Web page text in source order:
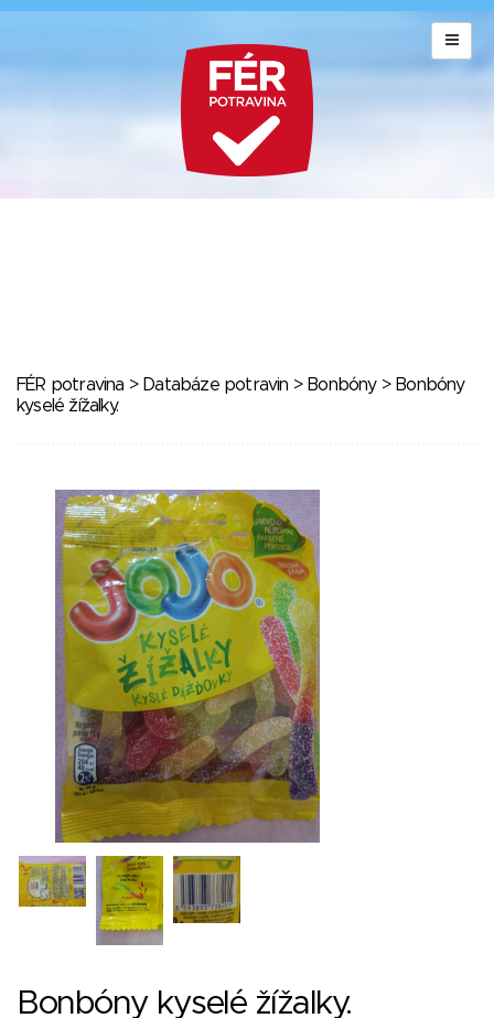
FÉR potravina > Databáze potravin > Bonbóny> Bonbóny
kyselé žížalky.
Bonbóny kyselé žížalky.